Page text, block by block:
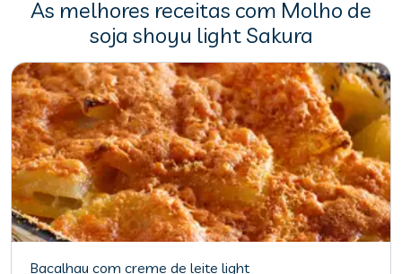
As melhores receitas com Molho de
soja shoyu light Sakura
Bacalhau com creme de leite light